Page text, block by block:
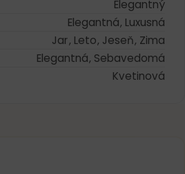
Elegantný
Elegantná, Luxusná
Jar, Leto, Jeseň, Zima
Elegantná, Sebavedomá
Kvetinová